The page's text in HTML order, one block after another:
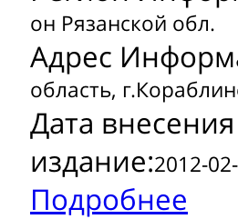
он Рязанской обл.
Адрес
область,
Дата
издание:2012-
Подробнее